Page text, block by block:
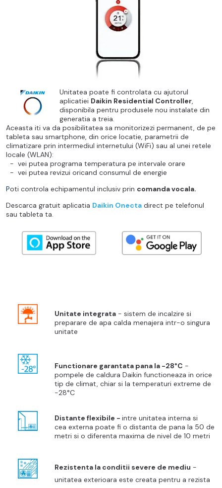
Unitatea poate fi controlata cu ajutorul
aplicatiei Daikin Residential Controller,
disponibila pentru produsele nou instalate din
generatia a treia.
Aceasta iti va da posibilitatea sa monitorizezi permanent, de pe
tableta sau smartphone, din orice locatie, parametrii de
climatizare prin intermediul internetului (WiFi) sau al unei retele
locale (WLAN):
- vei putea programa temperatura pe intervale orare
- vei putea revizui oricand consumul de energie
Poti controla echipamentul inclusiv prin comanda vocala.
Descarca gratuit aplicatia Daikin Onecta direct pe telefonul
sau tableta ta.
Unitate integrata - sistem de incalzire si
preparare de apa calda menajera intr-o singura
unitate
Functionare garantata pana la -28°C -
pompele de caldura Daikin functioneaza in orice
tip de climat, chiar si la temperaturi extreme de
-28°C
Distante flexibile - intre unitatea interna si
cea externa poate fi o distanta de pana la 50 de
metri si o diferenta maxima de nivel de 10 metri
Rezistenta la conditii severe de mediu -
unitatea exterioara este creata pentru a rezista